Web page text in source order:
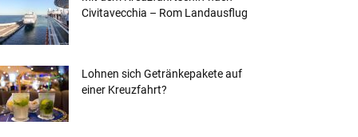
Civitavecchia – Rom Landausflug
Lohnen sich Getränkepakete auf
einer Kreuzfahrt?